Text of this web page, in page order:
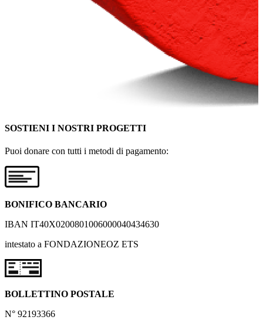
SOSTIENI I NOSTRI PROGETTI
Puoi donare con tutti i metodi di pagamento:
BONIFICO BANCARIO
IBAN IT40X0200801006000040434630
intestato a FONDAZIONEOZ ETS
BOLLETTINO POSTALE
N° 92193366